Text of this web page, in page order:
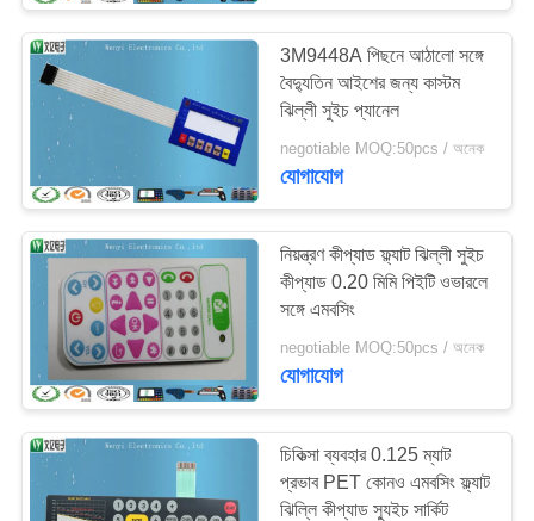
তাপ সীল সংযোগকারী
5
টেকসই মেটাল ডোমમ્સ
10
3M9448A পিছনে আঠালো সঙ্গে
বৈদ্যুতিন আইশের জন্য কাস্টম
ঝিল্লী সুইচ প্যানেল
negotiable MOQ:50pcs / অনেক
যোগাযোগ
নিয়ন্ত্রণ কীপ্যাড ফ্ল্যাট ঝিল্লী সুইচ
কীপ্যাড 0.20 মিমি পিইটি ওভারলে
সঙ্গে এমবসিং
negotiable MOQ:50pcs / অনেক
যোগাযোগ
চিকিত্সা ব্যবহার 0.125 ম্যাট
প্রভাব PET কোনও এমবসিং ফ্ল্যাট
ঝিল্লি কীপ্যাড স্যুইচ সার্কিট